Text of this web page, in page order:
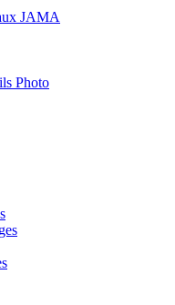
JAMA
Photo